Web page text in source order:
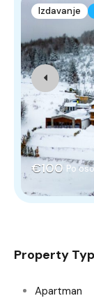
Izdavanje
€100 Po
Property
Apartman